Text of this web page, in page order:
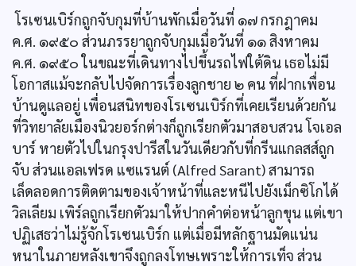
โรเซนเบิร์กถูกจับกุมที่บ้านพักเมื่อวันที่ ๑๗ กรกฎาคม
ค.ศ. ๑๙๕๐ ส่วนภรรยาถูกจับกุมเมื่อวันที่ ๑๑ สิงหาคม
ค.ศ. ๑๙๕๐ ในขณะที่เดินทางไปขึ้นรถไฟใต้ดิน เธอไม่มี
โอกาสแม้จะกลับไปจัดการเรื่องลูกชาย ๒ คน ที่ฝากเพื่อน
บ้านดูแลอยู่ เพื่อนสนิทของโรเซนเบิร์กที่เคยเรียนด้วยกัน
ที่วิทยาลัยเมืองนิวยอร์กต่างก็ถูกเรียกตัวมาสอบสวน โจเอล
บาร์ หายตัวไปในกรุงปารีสในวันเดียวกับที่กรีนแกลสส์ถูก
จับ ส่วนแอลเฟรด แซแรนต์ (Alfred Sarant) สามารถ
เล็ดลอดการติดตามของเจ้าหน้าที่และหนีไปยังเม็กซิโกได้
วิลเลียม เพิร์ลถูกเรียกตัวมาให้ปากคำต่อหน้าลูกขุน แต่เขา
ปฏิเสธว่าไม่รู้จักโรเซนเบิร์ก แต่เมื่อมีหลักฐานมัดแน่น
หนาในภายหลังเขาจึงถูกลงโทษเพราะให้การเท็จ ส่วน